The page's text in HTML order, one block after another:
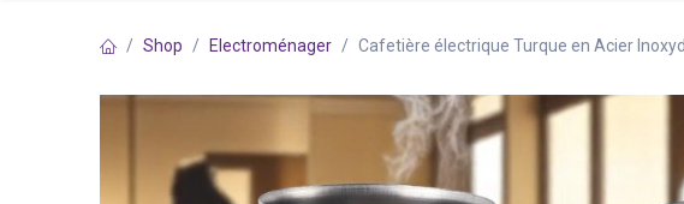
Shop Electroménager Cafetière électrique Turque en Acier